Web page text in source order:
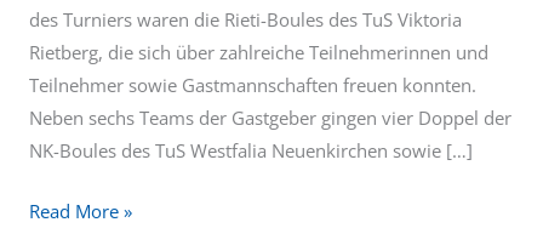
des Turniers waren die Rieti-Boules des TuS Viktoria
Rietberg, die sich über zahlreiche Teilnehmerinnen und
Teilnehmer sowie Gastmannschaften freuen konnten.
Neben sechs Teams der Gastgeber gingen vier Doppel der
NK-Boules des TuS Westfalia Neuenkirchen sowie […]
Read More »